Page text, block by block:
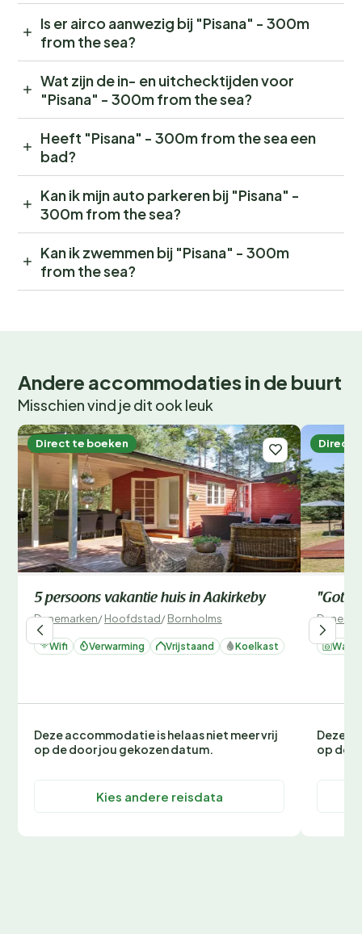
Is er airco aanwezig bij "Pisana" - 300m
from the sea?
Wat zijn de in- en uitchecktijden voor
"Pisana" - 300m from the sea?
Heeft "Pisana" - 300m from the sea een
bad?
Kan ik mijn auto parkeren bij "Pisana" -
300m from the sea?
Kan ik zwemmen bij "Pisana" - 300m
from the sea?
Andere accommodaties in de buurt
Misschien vind je dit ook leuk
Direct te boeken
5 persoons vakantie huis in Aakirkeby
Denemarken/Hoofdstad/Bornholms
Wifi Verwarming Vrijstaand Koelkast
Deze accommodatie is helaas niet meer vrij
op de door jou gekozen datum.
Kies andere reisdata
Direct
Deze
op de